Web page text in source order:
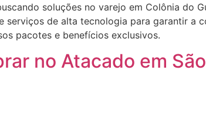
soluções no varejo em Colônia do
serviços de alta tecnologia para garantir a
pacotes e benefícios exclusivos.
no Atacado em